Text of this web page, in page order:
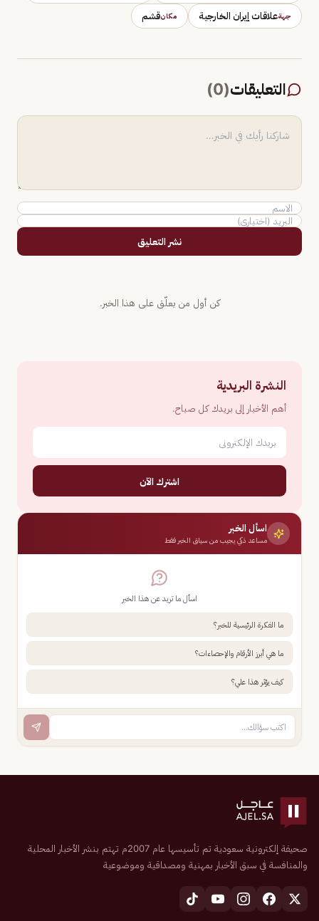
جهةعلاقات إيران الخارجية مكانقشم
التعليقات(
0
)
نشر التعليق
كن أول من يعلّق على هذا الخبر.
النشرة البريدية
أهم الأخبار إلى بريدك كل صباح.
اشترك الآن
اسأل الخبر
مساعد ذكي يجيب من سياق الخبر فقط
اسأل ما تريد عن هذا الخبر
ما الفكرة الرئيسية للخبر؟
ما هي أبرز الأرقام والإحصاءات؟
كيف يؤثر هذا علي؟
صحيفة إلكترونية سعودية تم تأسيسها عام 2007م تهتم بنشر الأخبار المحلية
والمنافسة في سبق الأخبار بمهنية ومصداقية وموضوعية